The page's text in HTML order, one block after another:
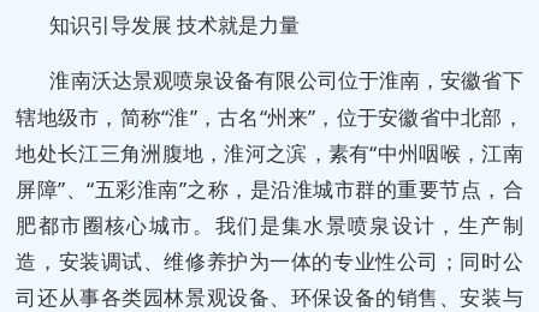
知识引导发展 技术就是力量
淮南沃达景观喷泉设备有限公司位于淮南，安徽省下
辖地级市，简称“淮”，古名“州来”，位于安徽省中北部，
地处长江三角洲腹地，淮河之滨，素有“中州咽喉，江南
屏障”、“五彩淮南”之称，是沿淮城市群的重要节点，合
肥都市圈核心城市。 我们是集水景喷泉设计，生产制
造，安装调试、维修养护为一体的专业性公司；同时公
司还从事各类园林景观设备、环保设备的销售、安装与